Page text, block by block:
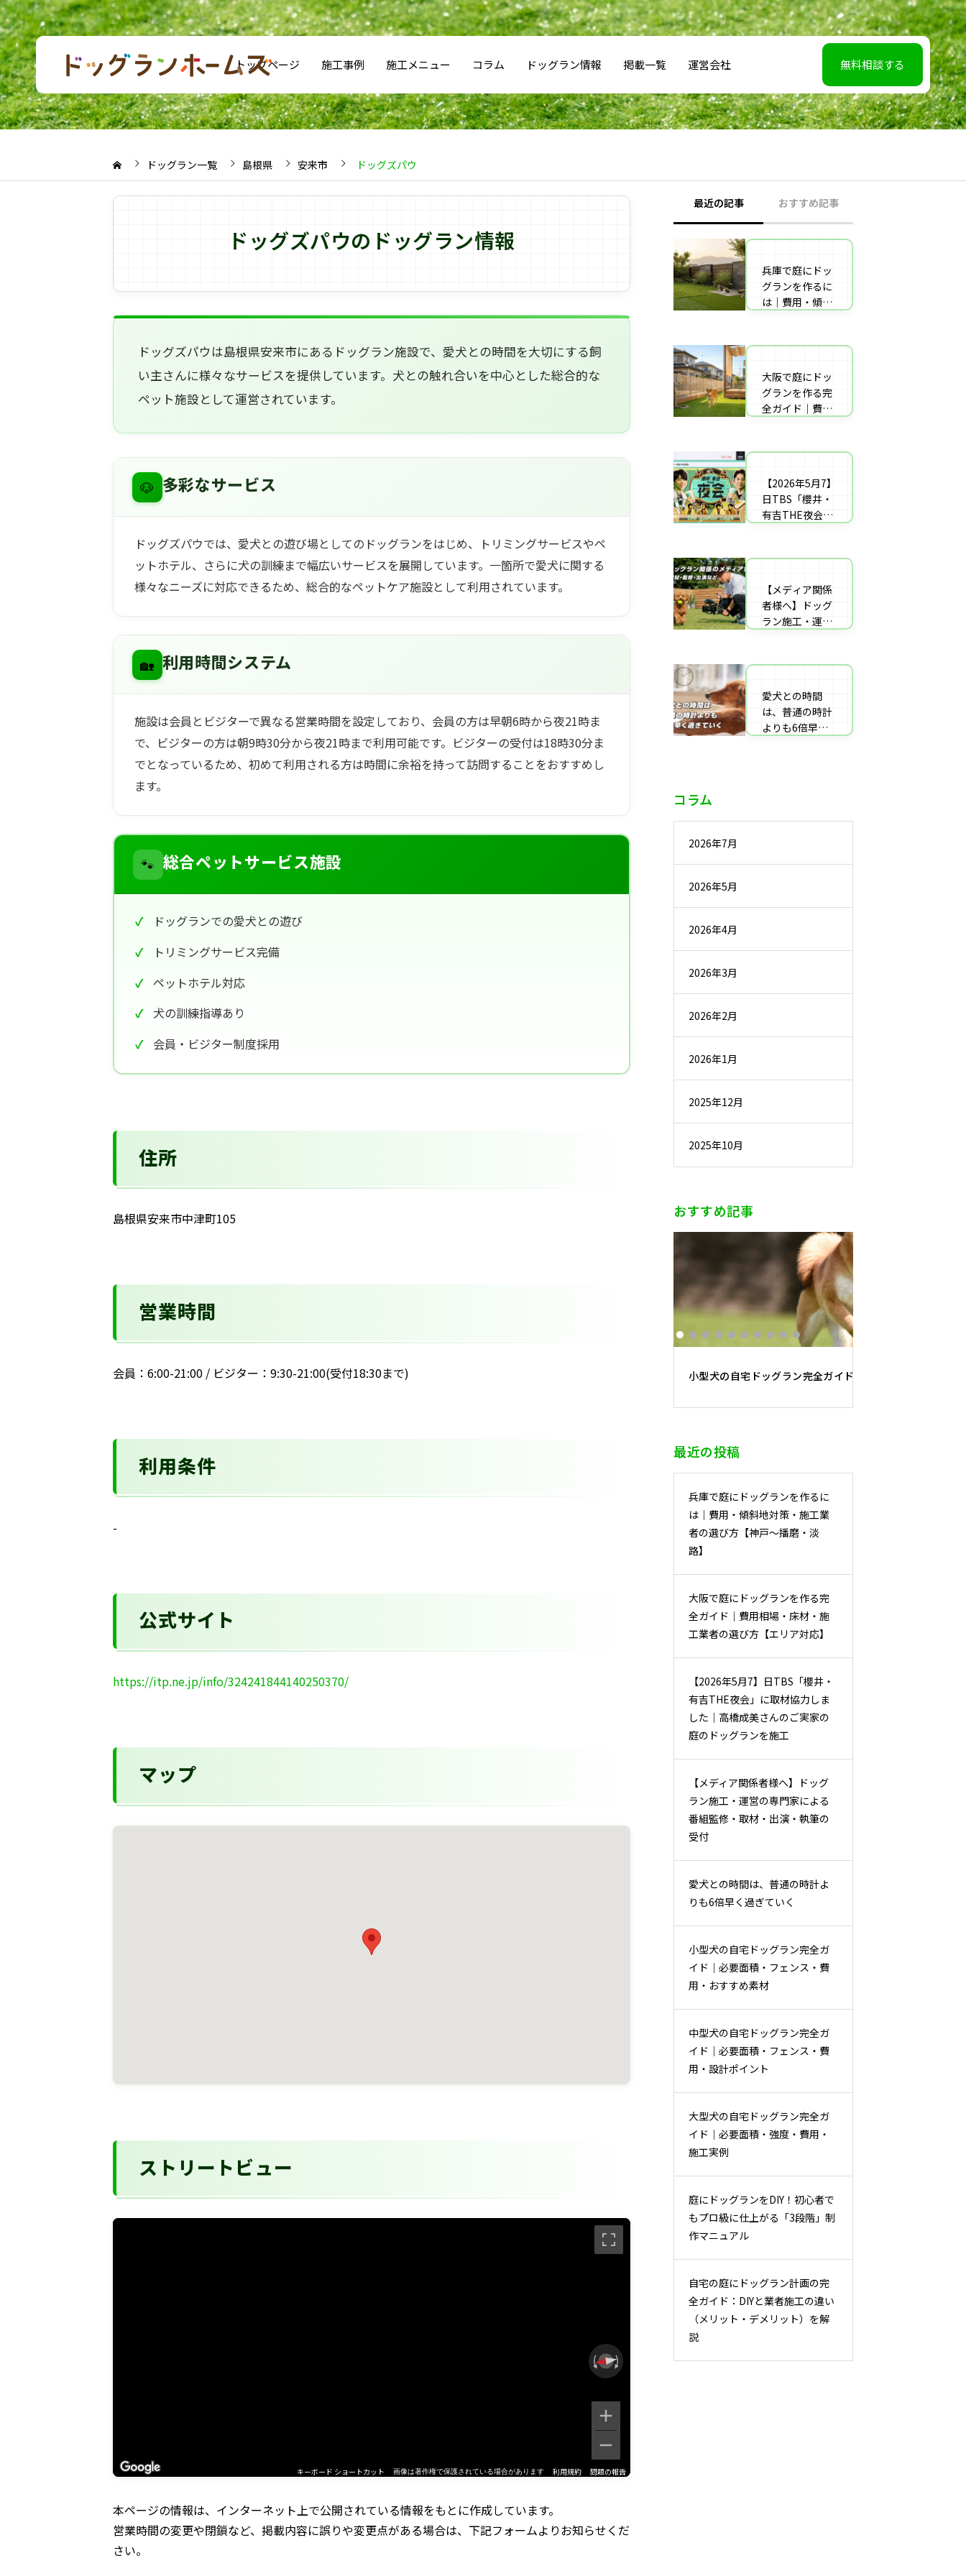
トップページ 施工事例 施工メニュー コラム ドッグラン情報 掲載一覧 運営会社 無料相談する
ドッグラン一覧 島根県 安来市 ドッグズパウ
ドッグズパウのドッグラン情報
ドッグズパウは島根県安来市にあるドッグラン施設で、愛犬との時間を大切にする飼
い主さんに様々なサービスを提供しています。犬との触れ合いを中心とした総合的な
ペット施設として運営されています。
🐶 多彩なサービス
ドッグズパウでは、愛犬との遊び場としてのドッグランをはじめ、トリミングサービスやペ
ットホテル、さらに犬の訓練まで幅広いサービスを展開しています。一箇所で愛犬に関する
様々なニーズに対応できるため、総合的なペットケア施設として利用されています。
🏡 利用時間システム
施設は会員とビジターで異なる営業時間を設定しており、会員の方は早朝6時から夜21時ま
で、ビジターの方は朝9時30分から夜21時まで利用可能です。ビジターの受付は18時30分ま
でとなっているため、初めて利用される方は時間に余裕を持って訪問することをおすすめし
ます。
🐾 総合ペットサービス施設
ドッグランでの愛犬との遊び
トリミングサービス完備
ペットホテル対応
犬の訓練指導あり
会員・ビジター制度採用
住所
島根県安来市中津町105
営業時間
会員：6:00-21:00 / ビジター：9:30-21:00(受付18:30まで)
利用条件
-
公式サイト
https://itp.ne.jp/info/324241844140250370/
マップ
ストリートビュー
キーボード ショートカット 画像は著作権で保護されている場合があります 利用規約 問題の報告
本ページの情報は、インターネット上で公開されている情報をもとに作成しています。
営業時間の変更や閉鎖など、掲載内容に誤りや変更点がある場合は、下記フォームよりお知らせくだ
さい。
最近の記事 おすすめ記事
兵庫で庭にドッ
グランを作るに
は｜費用・傾斜
戸〜播磨・淡
大阪で庭にドッ
グランを作る完
全ガイド｜費用
【エリア対応】
【2026年5月7】
日TBS「櫻井・
有吉THE夜会」
さんのご実家の
を施工
【メディア関係
者様へ】ドッグ
ラン施工・運営
材・出演・執筆
愛犬との時間
は、普通の時計
よりも6倍早く
【2026年5月7】
日TBS「櫻井・
有吉THE夜会」
さんのご実家の
を施工
庭にドッグラン
をDIY！初心者
でもプロ級に仕
アル
自宅の庭にドッ
グラン計画の完
全ガイド：DIY
デメリット）を
コラム
2026年7月
2026年5月
2026年4月
2026年3月
2026年2月
2026年1月
2025年12月
2025年10月
おすすめ記事
小型犬の自宅ドッグラン完全ガイド｜必要面積・フェンス
最近の投稿
兵庫で庭にドッグランを作るに
は｜費用・傾斜地対策・施工業
者の選び方【神戸〜播磨・淡
路】
大阪で庭にドッグランを作る完
全ガイド｜費用相場・床材・施
工業者の選び方【エリア対応】
【2026年5月7】日TBS「櫻井・
有吉THE夜会」に取材協力しま
した｜高橋成美さんのご実家の
庭のドッグランを施工
【メディア関係者様へ】ドッグ
ラン施工・運営の専門家による
番組監修・取材・出演・執筆の
受付
愛犬との時間は、普通の時計よ
りも6倍早く過ぎていく
小型犬の自宅ドッグラン完全ガ
イド｜必要面積・フェンス・費
用・おすすめ素材
中型犬の自宅ドッグラン完全ガ
イド｜必要面積・フェンス・費
用・設計ポイント
大型犬の自宅ドッグラン完全ガ
イド｜必要面積・強度・費用・
施工実例
庭にドッグランをDIY！初心者で
もプロ級に仕上がる「3段階」制
作マニュアル
自宅の庭にドッグラン計画の完
全ガイド：DIYと業者施工の違い
（メリット・デメリット）を解
説